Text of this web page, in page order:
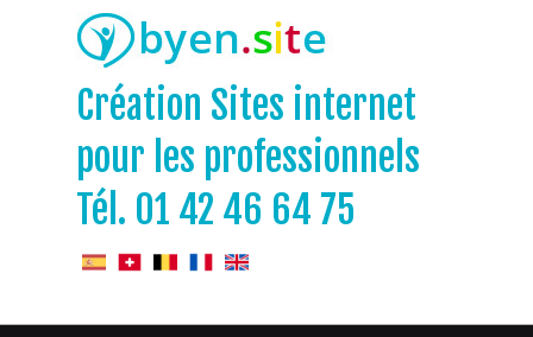
Création Sites internet
pour les professionnels
Tél. 01 42 46 64 75